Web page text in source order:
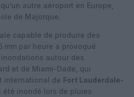
autre aéroport en Europe,
de Majorque.
capable de produire des
mm par heure a provoqué
autour des
et de Miami-Dade, qui
international de Fort Lauderdale-
été inondé lors de pluies